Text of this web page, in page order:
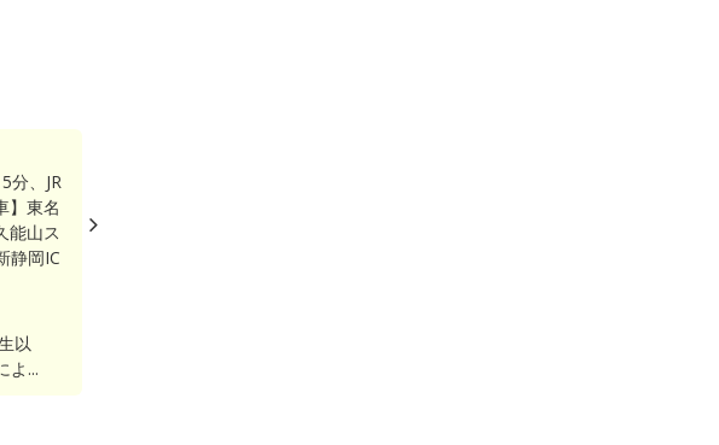
分、JR
】東名
能山ス
静岡IC
以
よ...